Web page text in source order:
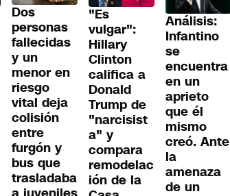
Dos
personas
fallecidas
y un
menor en
riesgo
vital deja
colisión
entre
furgón y
bus que
trasladaba
"Es
vulgar":
Hillary
Clinton
califica a
Donald
Trump de
"narcisist
a" y
compara
remodelac
ión de la
Análisis:
Infantino
se
encuentra
en un
aprieto
que él
mismo
creó. Ante
la
amenaza
de un